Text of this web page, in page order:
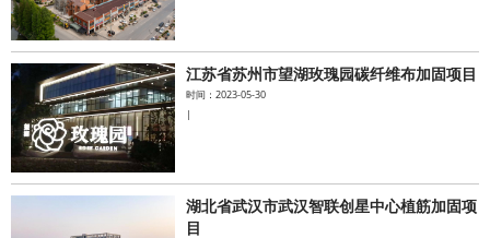
江苏省苏州市望湖玫瑰园碳纤维布加固项目
时间：2023-05-30
|
湖北省武汉市武汉智联创星中心植筋加固项
目